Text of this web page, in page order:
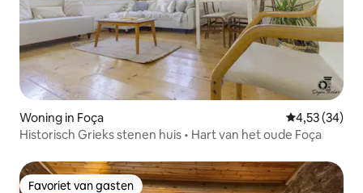
Woning in Foça Gemiddelde
4,53 (34)
Historisch Grieks stenen huis • Hart van het oude Foça
Favoriet van gasten